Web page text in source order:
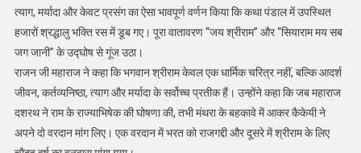
त्याग, मर्यादा और केवट प्रसंग का ऐसा भावपूर्ण वर्णन किया कि कथा पंडाल में उपस्थित
हजारों श्रद्धालु भक्ति रस में डूब गए। पूरा वातावरण “जय श्रीराम” और “सियाराम मय सब
जग जानी” के उद्घोष से गूंज उठा।
राजन जी महाराज ने कहा कि भगवान श्रीराम केवल एक धार्मिक चरित्र नहीं, बल्कि आदर्श
जीवन, कर्तव्यनिष्ठा, त्याग और मर्यादा के सर्वोच्च प्रतीक हैं। उन्होंने कहा कि जब महाराज
दशरथ ने राम के राज्याभिषेक की घोषणा की, तभी मंथरा के बहकावे में आकर कैकेयी ने
अपने दो वरदान मांग लिए। एक वरदान में भरत को राजगद्दी और दूसरे में श्रीराम के लिए